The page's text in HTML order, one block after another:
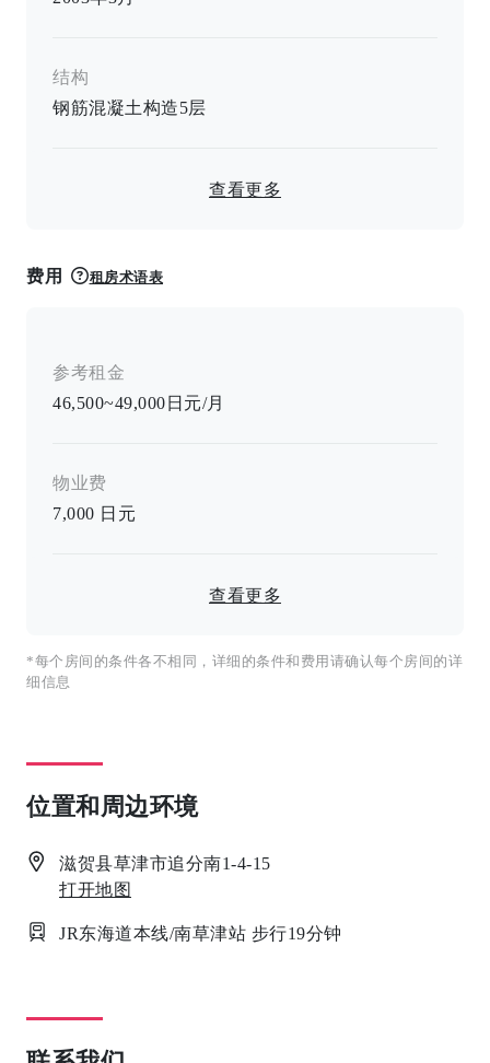
结构
钢筋混凝土构造5层
查看更多
费用 租房术语表
参考租金
46,500~49,000日元/月
物业费
7,000 日元
查看更多
*每个房间的条件各不相同，详细的条件和费用请确认每个房间的详
细信息
位置和周边环境
滋贺县草津市追分南1-4-15
打开地图
JR东海道本线/南草津站 步行19分钟